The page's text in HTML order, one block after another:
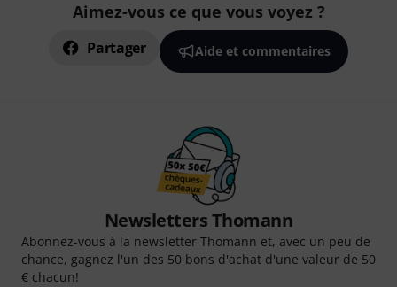
Aimez-vous ce que vous voyez ?
Partager Aide et commentaires
Newsletters Thomann
Abonnez-vous à la newsletter Thomann et, avec un peu de
chance, gagnez l'un des 50 bons d'achat d'une valeur de 50
€ chacun!